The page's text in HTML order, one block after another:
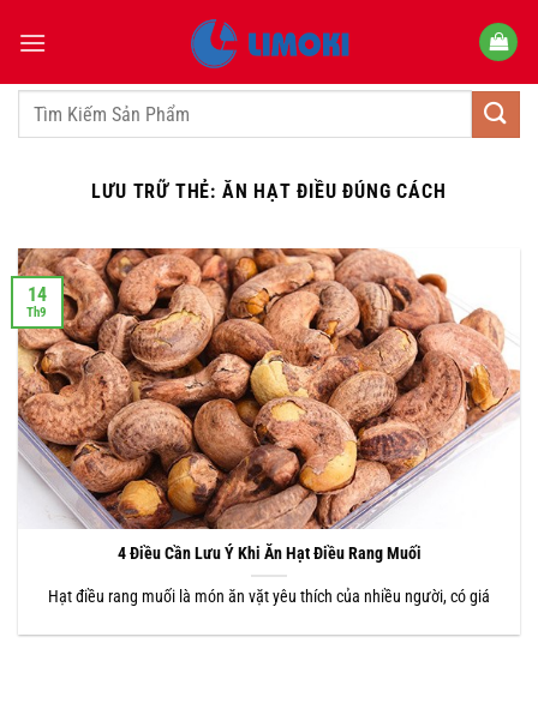
qua
dungTìm
LƯU TRỮ THẺ: ĂN HẠT ĐIỀU ĐÚNG CÁCH
4 Điều Cần Lưu Ý Khi Ăn Hạt Điều Rang Muối
Hạt điều rang muối là món ăn vặt yêu thích của nhiều người, có giá
14
Th9